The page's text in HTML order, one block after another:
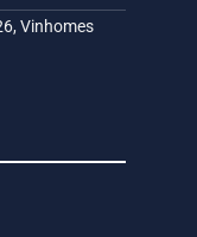
Vinhomes